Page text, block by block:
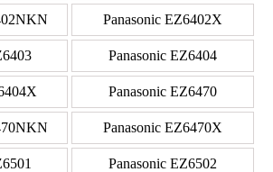
Panasonic EZ6402X
Panasonic EZ6404
Panasonic EZ6470
Panasonic EZ6470X
Panasonic EZ6502